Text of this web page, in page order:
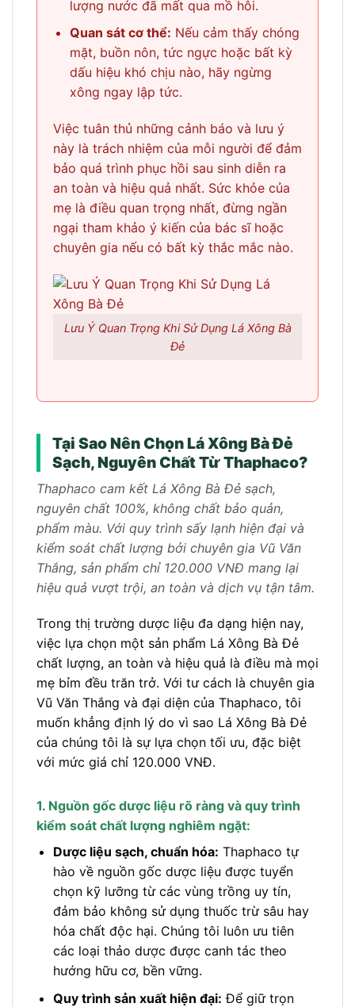
lượng nước đã mất qua mồ hôi.
Quan sát cơ thể: Nếu cảm thấy chóng
mặt, buồn nôn, tức ngực hoặc bất kỳ
dấu hiệu khó chịu nào, hãy ngừng
xông ngay lập tức.
Việc tuân thủ những cảnh báo và lưu ý
này là trách nhiệm của mỗi người để đảm
bảo quá trình phục hồi sau sinh diễn ra
an toàn và hiệu quả nhất. Sức khỏe của
mẹ là điều quan trọng nhất, đừng ngần
ngại tham khảo ý kiến của bác sĩ hoặc
chuyên gia nếu có bất kỳ thắc mắc nào.
Lưu Ý Quan Trọng Khi Sử Dụng Lá Xông Bà
Đẻ
Tại Sao Nên Chọn Lá Xông Bà Đẻ
Sạch, Nguyên Chất Từ Thaphaco?
Thaphaco cam kết Lá Xông Bà Đẻ sạch,
nguyên chất 100%, không chất bảo quản,
phẩm màu. Với quy trình sấy lạnh hiện đại và
kiểm soát chất lượng bởi chuyên gia Vũ Văn
Thắng, sản phẩm chỉ 120.000 VNĐ mang lại
hiệu quả vượt trội, an toàn và dịch vụ tận tâm.
Trong thị trường dược liệu đa dạng hiện nay,
việc lựa chọn một sản phẩm Lá Xông Bà Đẻ
chất lượng, an toàn và hiệu quả là điều mà mọi
mẹ bỉm đều trăn trở. Với tư cách là chuyên gia
Vũ Văn Thắng và đại diện của Thaphaco, tôi
muốn khẳng định lý do vì sao Lá Xông Bà Đẻ
của chúng tôi là sự lựa chọn tối ưu, đặc biệt
với mức giá chỉ 120.000 VNĐ.
1. Nguồn gốc dược liệu rõ ràng và quy trình
kiểm soát chất lượng nghiêm ngặt:
Dược liệu sạch, chuẩn hóa: Thaphaco tự
hào về nguồn gốc dược liệu được tuyển
chọn kỹ lưỡng từ các vùng trồng uy tín,
đảm bảo không sử dụng thuốc trừ sâu hay
hóa chất độc hại. Chúng tôi luôn ưu tiên
các loại thảo dược được canh tác theo
hướng hữu cơ, bền vững.
Quy trình sản xuất hiện đại: Để giữ trọn